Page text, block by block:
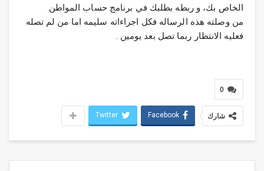
الخاص بك، و ربطه بطلبك في برنامج حساب المواطن
من وصلته هذه الرساله فكل اجراءاته سليمه اما من لم تصله
فعليه الانتظار ربما تصل بعد يومين .
0
شارك Facebook
Twitter